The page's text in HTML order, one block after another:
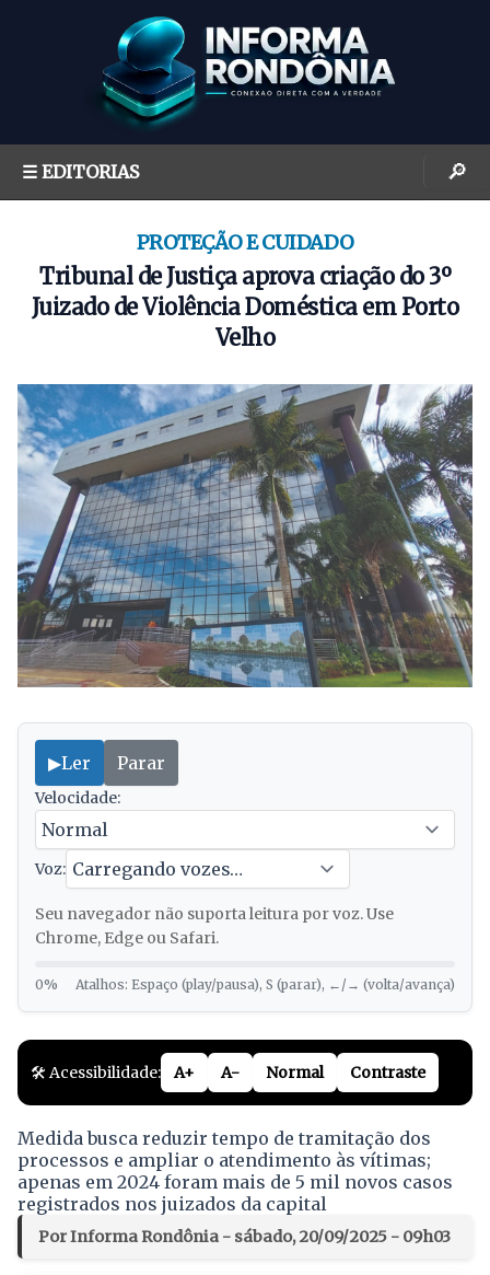
☰ EDITORIAS 🔎
PROTEÇÃO E CUIDADO
Tribunal de Justiça aprova criação do 3º
Juizado de Violência Doméstica em Porto
Velho
▶Ler Parar
Velocidade:
Voz:
Seu navegador não suporta leitura por voz. Use
Chrome, Edge ou Safari.
0% Atalhos: Espaço (play/pausa), S (parar), ←/→ (volta/avança)
🛠️ Acessibilidade: A+ A- Normal Contraste
Medida busca reduzir tempo de tramitação dos
processos e ampliar o atendimento às vítimas;
apenas em 2024 foram mais de 5 mil novos casos
registrados nos juizados da capital
Por Informa Rondônia - sábado, 20/09/2025 - 09h03